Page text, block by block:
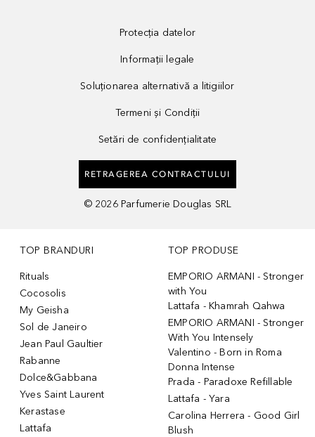
Protecția datelor
Informații legale
Soluționarea alternativă a litigiilor
Termeni și Condiții
Setări de confidențialitate
RETRAGEREA CONTRACTULUI
© 2026 Parfumerie Douglas SRL
TOP BRANDURI
Rituals
Cocosolis
My Geisha
Sol de Janeiro
Jean Paul Gaultier
Rabanne
Dolce&Gabbana
Yves Saint Laurent
Kerastase
Lattafa
TOP PRODUSE
EMPORIO ARMANI - Stronger
with You
Lattafa - Khamrah Qahwa
EMPORIO ARMANI - Stronger
With You Intensely
Valentino - Born in Roma
Donna Intense
Prada - Paradoxe Refillable
Lattafa - Yara
Carolina Herrera - Good Girl
Blush